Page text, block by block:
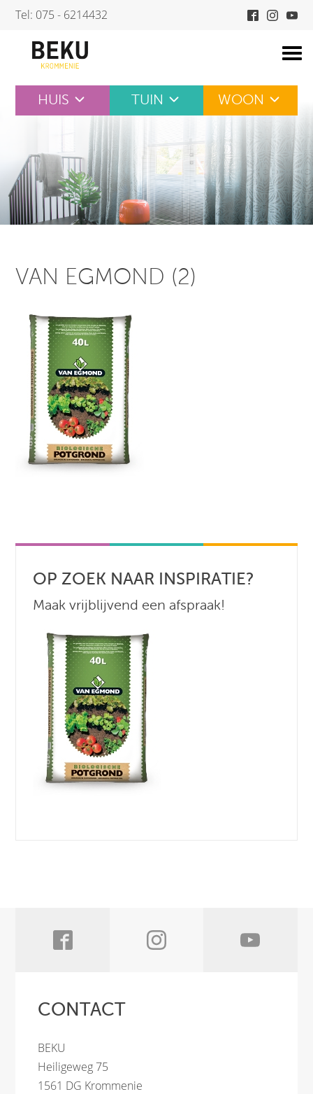
Skip
content
Tel: 075 - 6214432
HUIS TUIN WOON
VAN EGMOND (2)
OP ZOEK NAAR INSPIRATIE?
Maak vrijblijvend een afspraak!
CONTACT
BEKU
Heiligeweg 75
1561 DG Krommenie